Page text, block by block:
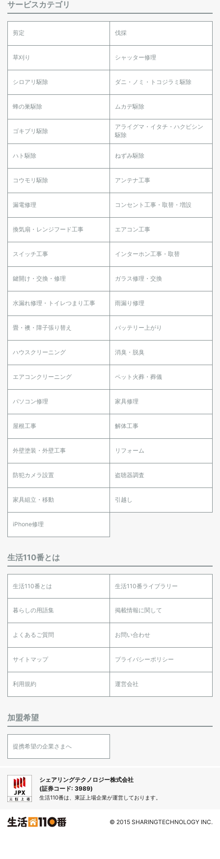
サービスカテゴリ
剪定 伐採
草刈り シャッター修理
シロアリ駆除 ダニ・ノミ・トコジラミ駆除
蜂の巣駆除 ムカデ駆除
ゴキブリ駆除
アライグマ・イタチ・ハクビシン
駆除
ハト駆除 ねずみ駆除
コウモリ駆除 アンテナ工事
漏電修理 コンセント工事・取替・増設
換気扇・レンジフード工事 エアコン工事
スイッチ工事 インターホン工事・取替
鍵開け・交換・修理 ガラス修理・交換
水漏れ修理・トイレつまり工事 雨漏り修理
畳・襖・障子張り替え バッテリー上がり
ハウスクリーニング 消臭・脱臭
エアコンクリーニング ペット火葬・葬儀
パソコン修理 家具修理
屋根工事 解体工事
外壁塗装・外壁工事 リフォーム
防犯カメラ設置 盗聴器調査
家具組立・移動 引越し
iPhone修理
生活110番とは
生活110番とは 生活110番ライブラリー
暮らしの用語集 掲載情報に関して
よくあるご質問 お問い合わせ
サイトマップ プライバシーポリシー
利用規約 運営会社
加盟希望
提携希望の企業さまへ
シェアリングテクノロジー株式会社
(証券コード: 3989)
生活110番は、東証上場企業が運営しております。
© 2015 SHARINGTECHNOLOGY INC.